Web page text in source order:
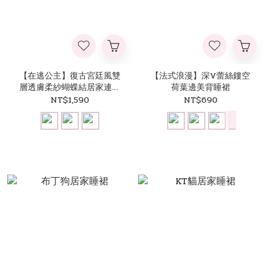
【在逃公主】復古宮廷風雙
層透膚柔紗蝴蝶結居家連身
裙
NT$1,590
【法式浪漫】深V蕾絲鏤空
荷葉邊美背睡裙
NT$690